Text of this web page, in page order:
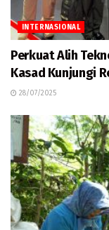
INTERNASIONAL
Perkuat Alih
Kasad Kunjungi
28/07/2025